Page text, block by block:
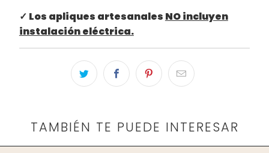
✓ Los apliques artesanales NO incluyen
instalación eléctrica.
TAMBIÉN TE PUEDE INTERESAR